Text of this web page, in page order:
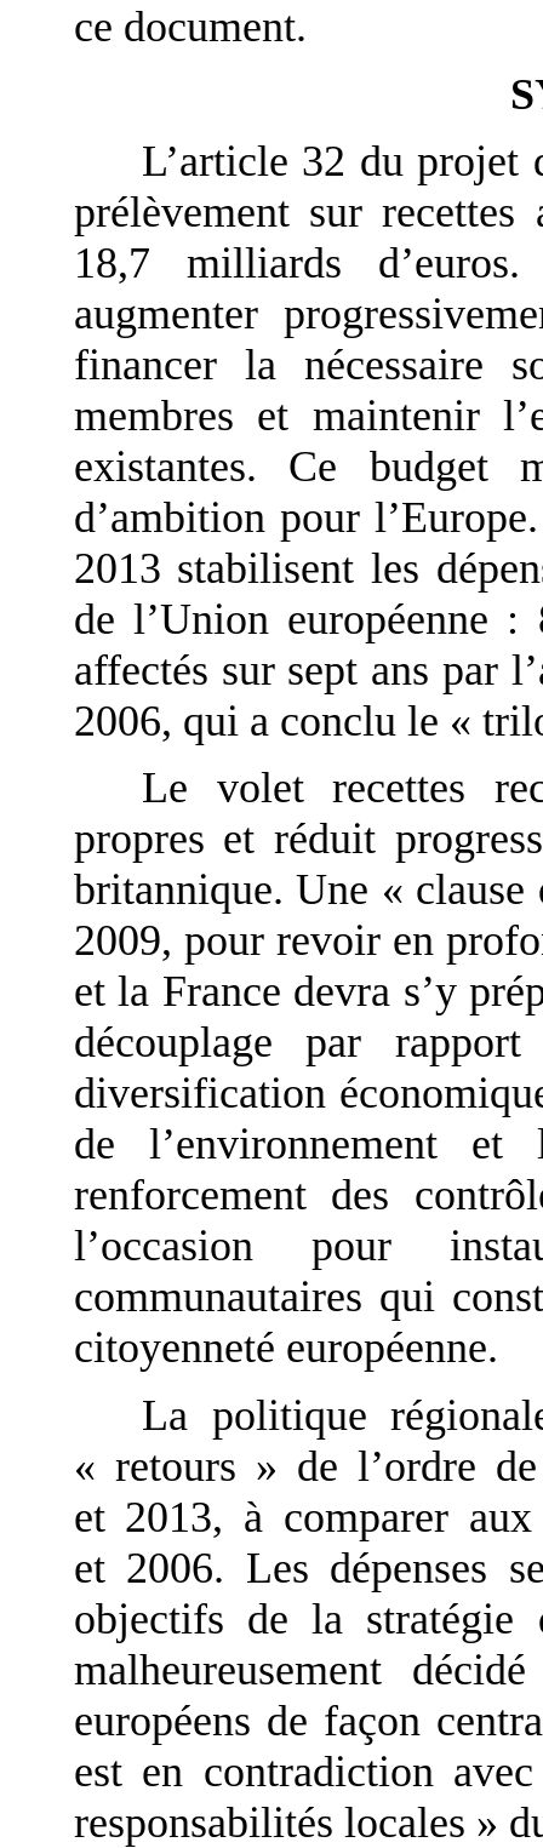
ce document.
L’article 32 du
prélèvement sur
18,7 milliards
augmenter
financer la nécessaire
membres et maintenir
existantes. Ce budget
d’ambition pour
2013 stabilisent les
de l’Union européenne
affectés sur sept ans par
2006, qui a conclu le «
Le volet recettes
propres et réduit
britannique. Une « clause
2009, pour revoir en
et la France devra s’y
découplage par
diversification
de l’environnement
renforcement des
l’occasion pour
communautaires qui
citoyenneté européenne.
La politique
« retours » de l’ordre
et 2013, à comparer
et 2006. Les dépenses
objectifs de la stratégie
malheureusement
européens de façon
est en contradiction
responsabilités locales »